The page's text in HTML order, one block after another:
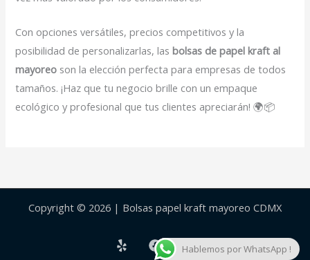
Con opciones versátiles, precios competitivos y la
posibilidad de personalizarlas, lasbolsas de papel kraft al
mayoreo son la elección perfecta para empresas de todos
tamaños. ¡Haz que tu negocio brille con un empaque
ecológico y profesional que tus clientes apreciarán! 🌍📦
Copyright © 2026 | Bolsas papel kraft mayoreo CDMX
Hablemos por WhatsApp !